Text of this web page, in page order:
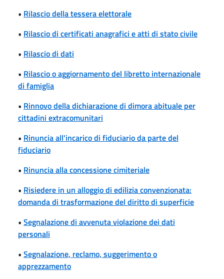
• Rilascio della tessera elettorale
• Rilascio di certificati anagrafici e atti di stato civile
• Rilascio di dati
• Rilascio o aggiornamento del libretto internazionale
di famiglia
• Rinnovo della dichiarazione di dimora abituale per
cittadini extracomunitari
• Rinuncia all'incarico di fiduciario da parte del
fiduciario
• Rinuncia alla concessione cimiteriale
• Risiedere in un alloggio di edilizia convenzionata:
domanda di trasformazione del diritto di superficie
• Segnalazione di avvenuta violazione dei dati
personali
• Segnalazione, reclamo, suggerimento o
apprezzamento